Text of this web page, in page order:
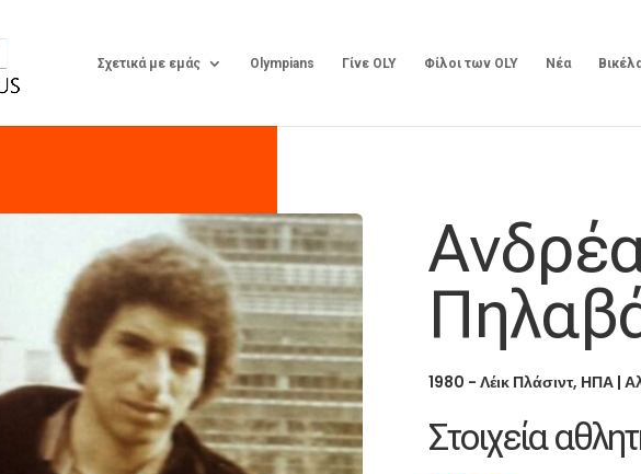
Σχετικά με εμάς Olympians Γίνε OLY Φίλοι των OLY Νέα
1980 - Λέικ Πλάσιντ, ΗΠΑ|
Στοιχεία